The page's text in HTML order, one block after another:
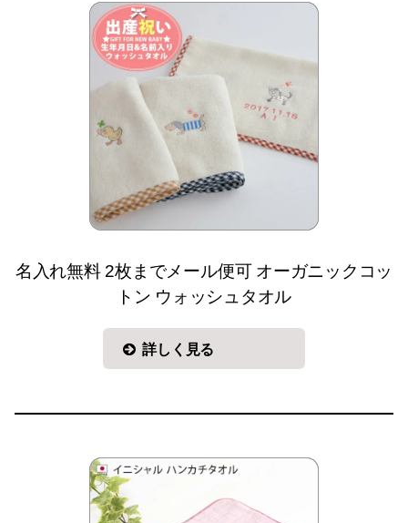
名入れ無料 2枚までメール便可 オーガニックコッ
トン ウォッシュタオル
詳しく見る